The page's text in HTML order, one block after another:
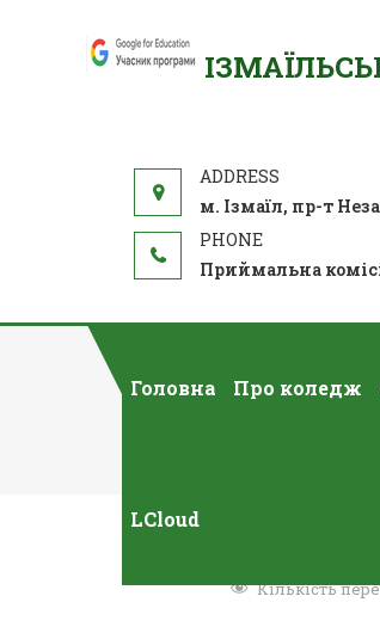
м. Ізмаїл, пр-т
Приймальна
Головна Про коледж
LCloud
Кількість